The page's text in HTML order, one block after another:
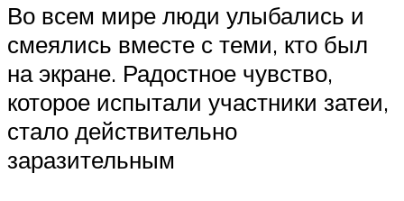
Во всем мире люди улыбались и
смеялись вместе с теми, кто был
на экране. Радостное чувство,
которое испытали участники затеи,
стало действительно
заразительным